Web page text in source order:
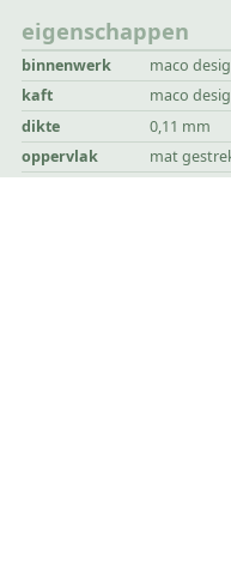
eigenschappen
binnenwerk maco
kaft
maco
dikte
0,11 mm
oppervlak
mat